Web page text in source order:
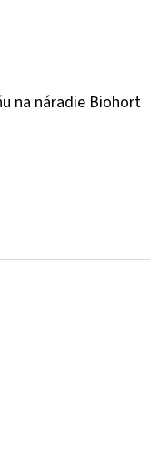
na náradie Biohort